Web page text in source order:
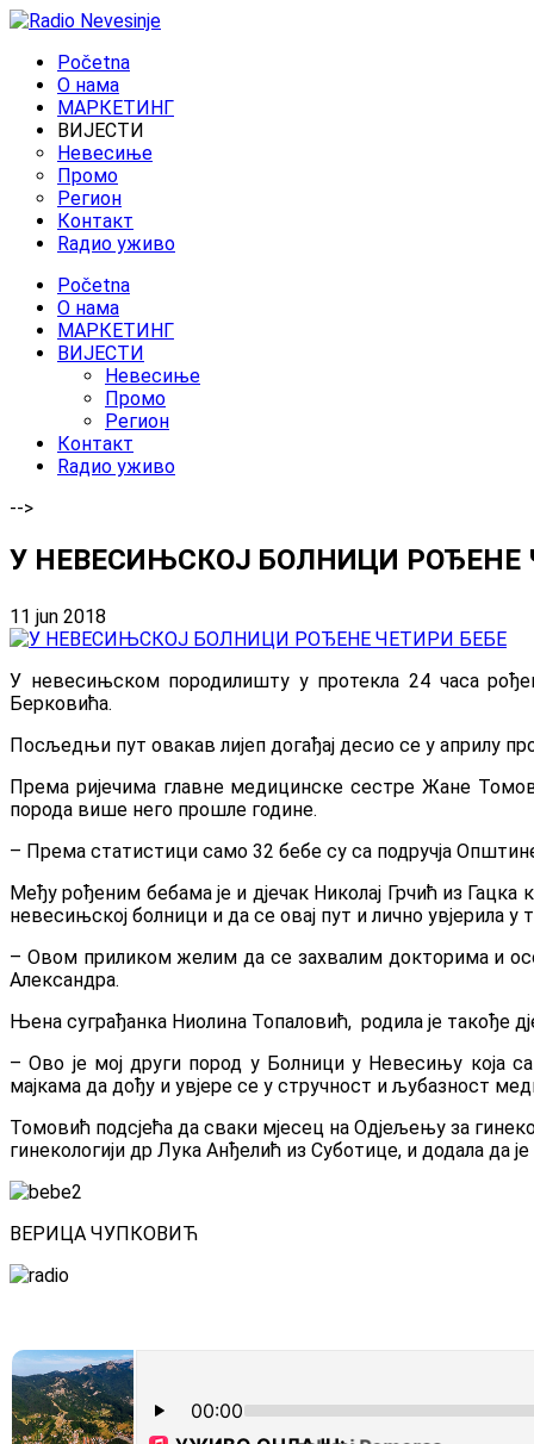
Početna
O нама
МАРКЕТИНГ
ВИЈЕСТИ
Невесиње
Промо
Регион
Контакт
Rадио уживо
Početna
O нама
МАРКЕТИНГ
ВИЈЕСТИ
Невесиње
Промо
Регион
Контакт
Rадио уживо
-->
У НЕВЕСИЊСКОЈ БОЛНИЦИ РОЂЕНЕ
11 jun 2018
У невесињском породилишту у протекла 24 часа
Берковића.
Посљедњи пут овакав лијеп догађај десио се у априлу
Према ријечима главне медицинске сестре Жане
порода више него прошле године.
– Према статистици само 32 бебе су са подручја
Међу рођеним бебама је и дјечак Николај Грчић из
невесињској болници и да се овај пут и лично увјерила у
– Овом приликом желим да се захвалим докторима и
Александра.
Њена суграђанка Ниолина Топаловић, родила је такође
– Ово је мој други пород у Болници у Невесињу која
мајкама да дођу и увјере се у стручност и љубазност
Томовић подсјећа да сваки мјесец на Одјељењу за
гинекологији др Лука Анђелић из Суботице, и додала да
ВЕРИЦА ЧУПКОВИЋ